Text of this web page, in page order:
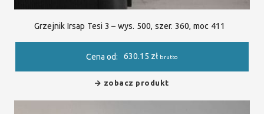
Grzejnik Irsap Tesi 3 – wys. 500, szer. 360, moc 411
Cena od: 630.15 zł brutto
zobacz produkt